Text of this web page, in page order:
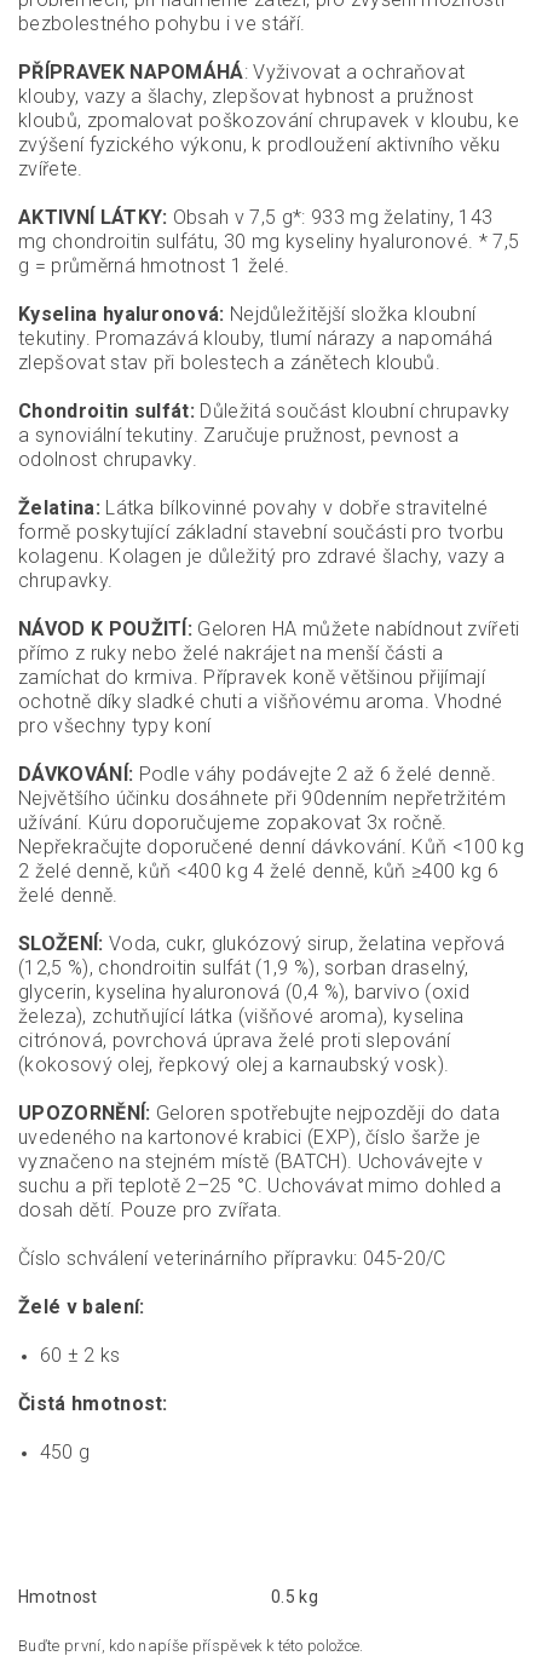
bezbolestného pohybu i ve stáří.
PŘÍPRAVEK NAPOMÁHÁ: Vyživovat a ochraňovat
klouby, vazy a šlachy, zlepšovat hybnost a pružnost
kloubů, zpomalovat poškozování chrupavek v kloubu, ke
zvýšení fyzického výkonu, k prodloužení aktivního věku
zvířete.
AKTIVNÍ LÁTKY: Obsah v 7,5 g*: 933 mg želatiny, 143
mg chondroitin sulfátu, 30 mg kyseliny hyaluronové. * 7,5
g = průměrná hmotnost 1 želé.
Kyselina hyaluronová: Nejdůležitější složka kloubní
tekutiny. Promazává klouby, tlumí nárazy a napomáhá
zlepšovat stav při bolestech a zánětech kloubů.
Chondroitin sulfát: Důležitá součást kloubní chrupavky
a synoviální tekutiny. Zaručuje pružnost, pevnost a
odolnost chrupavky.
Želatina: Látka bílkovinné povahy v dobře stravitelné
formě poskytující základní stavební součásti pro tvorbu
kolagenu. Kolagen je důležitý pro zdravé šlachy, vazy a
chrupavky.
NÁVOD K POUŽITÍ: Geloren HA můžete nabídnout zvířeti
přímo z ruky nebo želé nakrájet na menší části a
zamíchat do krmiva. Přípravek koně většinou přijímají
ochotně díky sladké chuti a višňovému aroma. Vhodné
pro všechny typy koní
DÁVKOVÁNÍ: Podle váhy podávejte 2 až 6 želé denně.
Největšího účinku dosáhnete při 90denním nepřetržitém
užívání. Kúru doporučujeme zopakovat 3x ročně.
Nepřekračujte doporučené denní dávkování. Kůň <100 kg
2 želé denně, kůň <400 kg 4 želé denně, kůň ≥400 kg 6
želé denně.
SLOŽENÍ: Voda, cukr, glukózový sirup, želatina vepřová
(12,5 %), chondroitin sulfát (1,9 %), sorban draselný,
glycerin, kyselina hyaluronová (0,4 %), barvivo (oxid
železa), zchutňující látka (višňové aroma), kyselina
citrónová, povrchová úprava želé proti slepování
(kokosový olej, řepkový olej a karnaubský vosk).
UPOZORNĚNÍ: Geloren spotřebujte nejpozději do data
uvedeného na kartonové krabici (EXP), číslo šarže je
vyznačeno na stejném místě (BATCH). Uchovávejte v
suchu a při teplotě 2–25 °C. Uchovávat mimo dohled a
dosah dětí. Pouze pro zvířata.
Číslo schválení veterinárního přípravku: 045-20/C
Želé v balení:
60 ± 2 ks
Čistá hmotnost:
450 g
Hmotnost 0.5 kg
Buďte první, kdo napíše příspěvek k této položce.